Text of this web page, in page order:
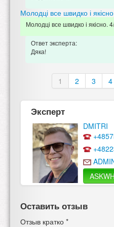
Молодці все швидко і якісно
Молодці все швидко і якісно.
Ответ эксперта:
Дяка!
1 2 3 4
Эксперт
DMITRI
Оставить отзыв
Отзыв кратко *